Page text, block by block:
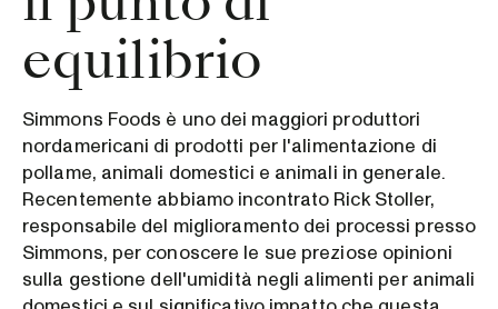
equilibrio
Simmons Foods è uno dei maggiori produttori
nordamericani di prodotti per l'alimentazione di
pollame, animali domestici e animali in generale.
Recentemente abbiamo incontrato Rick Stoller,
responsabile del miglioramento dei processi presso
Simmons, per conoscere le sue preziose opinioni
sulla gestione dell'umidità negli alimenti per animali